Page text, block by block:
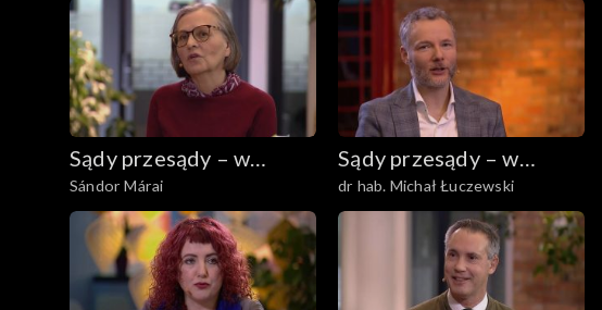
Sądy przesądy – w
powiększeniu
Sándor Márai
Sądy przesądy – w
powiększeniu
dr hab. Michał Łuczewski